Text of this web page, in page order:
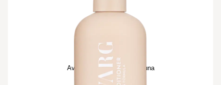
Avaa tuotekuva suurennettuna